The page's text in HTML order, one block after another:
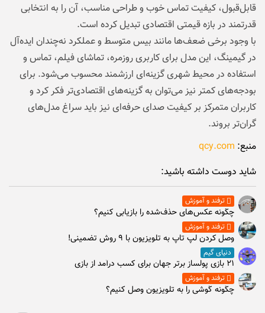
قابل‌قبول، کیفیت تماس خوب و طراحی مناسب، آن را به انتخابی
قدرتمند در بازه قیمتی اقتصادی تبدیل کرده است.
با وجود برخی ضعف‌ها مانند بیس متوسط و عملکرد نه‌چندان ایده‌آل
در گیمینگ، این مدل برای کاربری روزمره، تماشای فیلم، تماس و
استفاده در محیط شهری گزینه‌ای ارزشمند محسوب می‌شود. برای
بودجه‌های کمتر نیز می‌توان به گزینه‌های اقتصادی‌تر فکر کرد و
کاربران متمرکز بر کیفیت صدای حرفه‌ای نیز باید سراغ مدل‌های
گران‌تر بروند.
منبع: qcy.com
شاید دوست داشته باشید:
ترفند و آموزش
چگونه عکس‌های حذف‌شده را بازیابی کنیم؟
ترفند و آموزش
وصل كردن لپ تاپ به تلويزيون با ۹ روش تضمینی!
دنیای گیم
۲۱ بازی پولساز برتر جهان برای کسب درآمد از بازی
ترفند و آموزش
چگونه گوشی را به تلویزیون وصل کنیم؟